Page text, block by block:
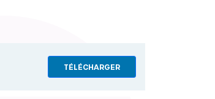
TÉLÉCHARGER